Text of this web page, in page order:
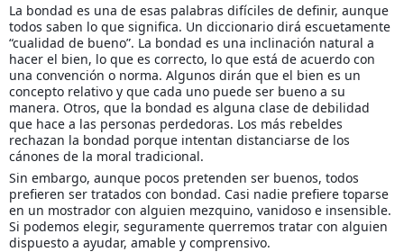
La bondad es una de esas palabras difíciles de definir, aunque
todos saben lo que significa. Un diccionario dirá escuetamente
“cualidad de bueno”. La bondad es una inclinación natural a
hacer el bien, lo que es correcto, lo que está de acuerdo con
una convención o norma. Algunos dirán que el bien es un
concepto relativo y que cada uno puede ser bueno a su
manera. Otros, que la bondad es alguna clase de debilidad
que hace a las personas perdedoras. Los más rebeldes
rechazan la bondad porque intentan distanciarse de los
cánones de la moral tradicional.
Sin embargo, aunque pocos pretenden ser buenos, todos
prefieren ser tratados con bondad. Casi nadie prefiere toparse
en un mostrador con alguien mezquino, vanidoso e insensible.
Si podemos elegir, seguramente querremos tratar con alguien
dispuesto a ayudar, amable y comprensivo.